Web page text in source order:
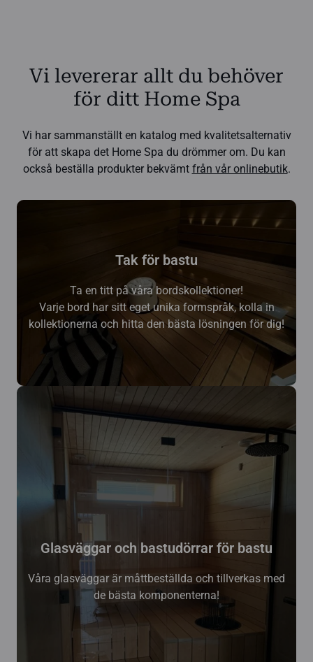
Vi levererar allt du behöver
för ditt Home Spa
Vi har sammanställt en katalog med kvalitetsalternativ
för att skapa det Home Spa du drömmer om. Du kan
också beställa produkter bekvämt från vår onlinebutik.
Tak för bastu
Ta en titt på våra bordskollektioner!
Varje bord har sitt eget unika formspråk, kolla in
kollektionerna och hitta den bästa lösningen för dig!
Glasväggar och bastudörrar för bastu
Våra glasväggar är måttbeställda och tillverkas med
de bästa komponenterna!